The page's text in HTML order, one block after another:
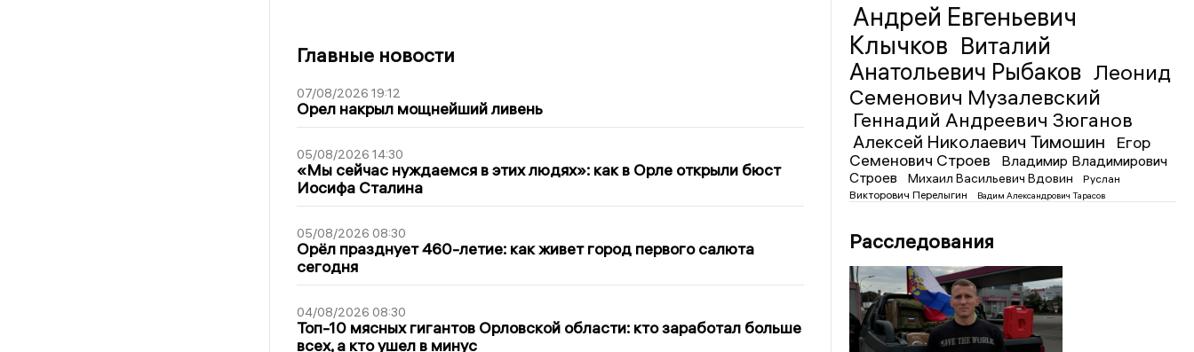
Главные новости
07/08/2026 19:12
Орел накрыл мощнейший ливень
05/08/2026 14:30
«Мы сейчас нуждаемся в этих людях»: как в Орле открыли бюст
Иосифа Сталина
05/08/2026 08:30
Орёл празднует 460-летие: как живет город первого салюта
сегодня
04/08/2026 08:30
Топ-10 мясных гигантов Орловской области: кто заработал больше
всех, а кто ушел в минус
Андрей Евгеньевич
Клычков Виталий
Анатольевич Рыбаков Леонид
Семенович Музалевский
Геннадий Андреевич Зюганов
Алексей Николаевич Тимошин
Егор
Семенович Строев
Владимир Владимирович
Строев
Михаил Васильевич Вдовин
Руслан
Викторович Перелыгин
Вадим Александрович Тарасов
Расследования